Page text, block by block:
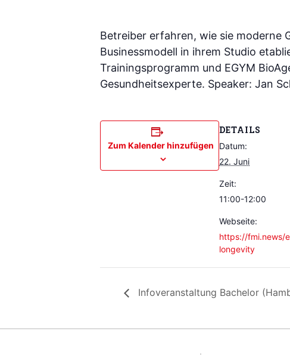
Betreiber erfahren, wie sie moderne
Businessmodell in ihrem Studio
Trainingsprogramm und EGYM
Gesundheitsexperte. Speaker: Jan
Zum Kalender hinzufügen
DETAILS
Datum:
22. Juni
Zeit:
11:00-12:00
Webseite:
https://fmi.news/
longevity
Infoveranstaltung Bachelor